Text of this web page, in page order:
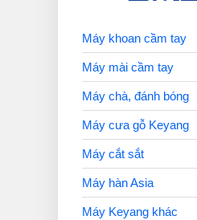
Máy khoan cầm tay
Máy mài cầm tay
Máy chà, đánh bóng
Máy cưa gỗ Keyang
Máy cắt sắt
Máy hàn Asia
Máy Keyang khác